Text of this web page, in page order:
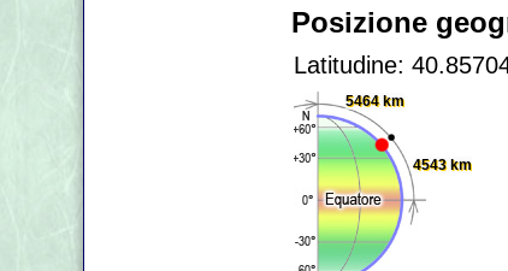
Posizione
Latitudine:
5464 km
4543 km